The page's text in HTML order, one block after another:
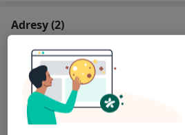
Adresy (2)
Adres 1 Adres 2
Top Clinic
11 Listopada 18b/1,